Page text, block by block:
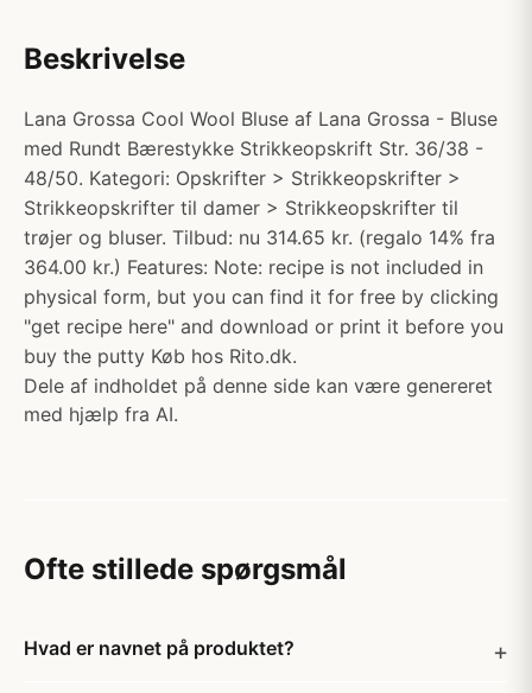
Beskrivelse
Lana Grossa Cool Wool Bluse af Lana Grossa - Bluse
med Rundt Bærestykke Strikkeopskrift Str. 36/38 -
48/50. Kategori: Opskrifter > Strikkeopskrifter >
Strikkeopskrifter til damer > Strikkeopskrifter til
trøjer og bluser. Tilbud: nu 314.65 kr. (regalo 14% fra
364.00 kr.) Features: Note: recipe is not included in
physical form, but you can find it for free by clicking
"get recipe here" and download or print it before you
buy the putty Køb hos Rito.dk.
Dele af indholdet på denne side kan være genereret
med hjælp fra AI.
Ofte stillede spørgsmål
Hvad er navnet på produktet?